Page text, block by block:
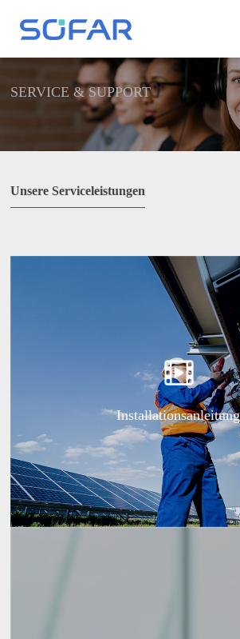
SERVICE & SUPPORT
Unsere Serviceleistungen
Installationsanleitung